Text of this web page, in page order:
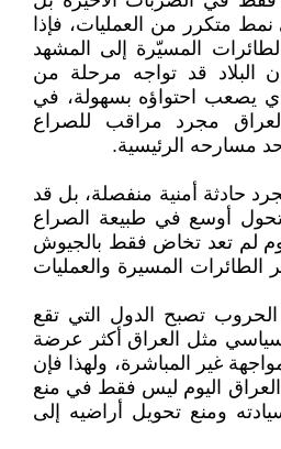
متكرر من العمليات، فإذا
المسيّرة إلى المشهد
البلاد قد تواجه مرحلة من
يصعب احتواؤه بسهولة، في
مجرد مراقب للصراع
مسارحه الرئيسية.
حادثة أمنية منفصلة، بل قد
أوسع في طبيعة الصراع
لم تعد تخاض فقط بالجيوش
الطائرات المسيرة والعمليات
تصبح الدول التي تقع
مثل العراق أكثر عرضة
غير المباشرة، ولهذا فإن
العراق اليوم ليس فقط في منع
ومنع تحويل أراضيه إلى